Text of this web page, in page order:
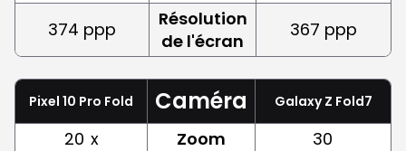
374 ppp
Résolution
de l'écran
367 ppp
Pixel 10 Pro Fold Caméra Galaxy Z Fold7
20 x Zoom
30